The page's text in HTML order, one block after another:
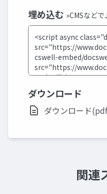
埋め込む »CMSなど
ダウンロード
ダウンロード
関連